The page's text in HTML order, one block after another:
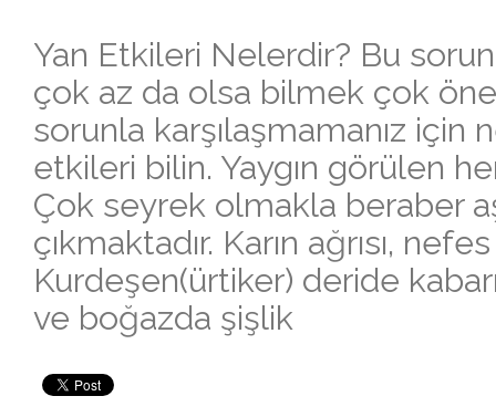
Yan Etkileri Nelerdir? Bu
çok az da olsa bilmek çok
sorunla karşılaşmamanız için
etkileri bilin. Yaygın görülen
Çok seyrek olmakla beraber
çıkmaktadır. Karın ağrısı,
Kurdeşen(ürtiker) deride
ve boğazda şişlik